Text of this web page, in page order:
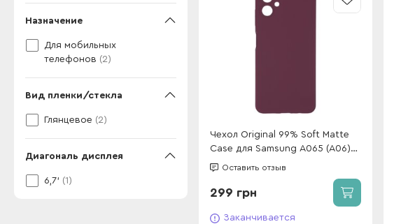
Назначение
Для мобильных
телефонов (2)
Вид пленки/стекла
Глянцевое (2)
Диагональ дисплея
6,7' (1)
Чехол Original 99% Soft Matte
Case для Samsung A065 (A06)
Bordo
Оставить отзыв
299 грн
Заканчивается